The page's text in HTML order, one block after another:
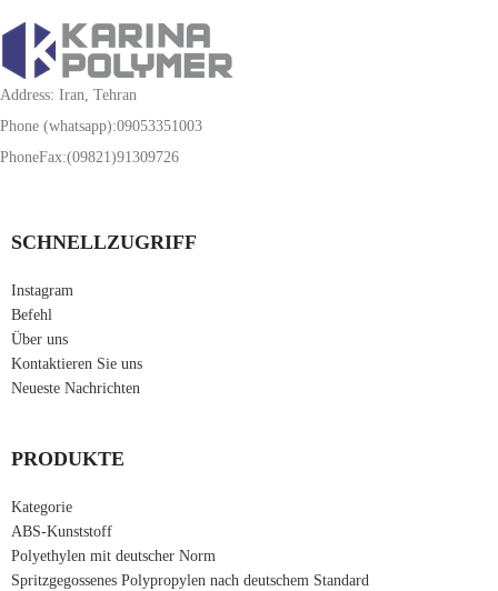
Address: Iran, Tehran
Phone (whatsapp):09053351003
PhoneFax:(09821)91309726
SCHNELLZUGRIFF
Instagram
Befehl
Über uns
Kontaktieren Sie uns
Neueste Nachrichten
PRODUKTE
Kategorie
ABS-Kunststoff
Polyethylen mit deutscher Norm
Spritzgegossenes Polypropylen nach deutschem Standard